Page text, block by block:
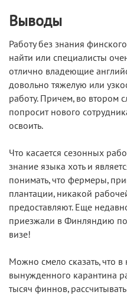
Выводы
Работу без знания
найти или специалисты
отлично владеющие
довольно тяжелую или
работу. Причем, во втором
попросит нового
освоить.
Что касается сезонных
знание языка хоть и
понимать, что фермеры,
плантации, никакой
предоставляют. Еще
приезжали в Финляндию
визе!
Можно смело сказать, что
вынужденного карантина
тысяч финнов,